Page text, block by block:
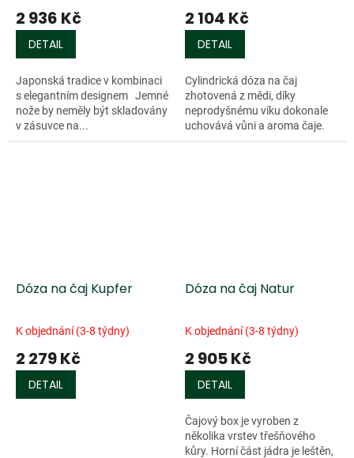
2 936 Kč
DETAIL
Japonská tradice v kombinaci
s elegantním designem Jemné
nože by neměly být skladovány
v zásuvce na...
2 104 Kč
DETAIL
Cylindrická dóza na čaj
zhotovená z mědi, díky
neprodyšnému víku dokonale
uchovává vůni a aroma čaje.
Vnitřní stěny jsou pozinkované,
Dóza na čaj Kupfer
K objednání (3-8 týdny)
2 279 Kč
DETAIL
Dóza na čaj Natur
K objednání (3-8 týdny)
2 905 Kč
DETAIL
Čajový box je vyroben z
několika vrstev třešňového
kůry. Horní část jádra je leštěn,